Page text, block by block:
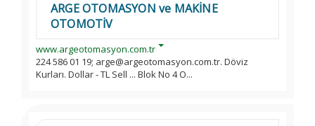
ARGE OTOMASYON ve MAKİNE
OTOMOTİV
www.argeotomasyon.com.tr
224 586 01 19; arge@argeotomasyon.com.tr. Döviz
Kurları. Dollar - TL Sell ... Blok No 4 O...